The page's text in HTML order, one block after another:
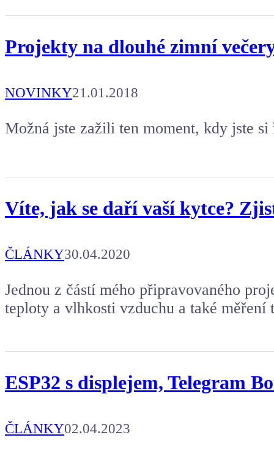
Projekty na dlouhé zimní
NOVINKY21.01.2018
Možná jste zažili ten moment, kdy jste
Víte, jak se daří vaší kytce?
ČLÁNKY30.04.2020
Jednou z částí mého připravovaného
teploty a vlhkosti vzduchu a také
ESP32 s displejem, Telegram
ČLÁNKY02.04.2023